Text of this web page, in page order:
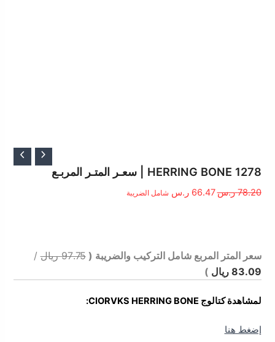
HERRING BONE 1278 | سعـر المتـر المربـع
78.20 ر.س
الأصلي
78.20 ر.س.
66.47 ر.س
الحالي
66.47 ر.س.
شامل الضريبة
سعر المتر المربع شامل التركيب والضريبة (97.75 ريال
/
83.09 ريال
)
لمشاهدة كتالوج CIORVKS HERRING BONE:
إضغط هنا